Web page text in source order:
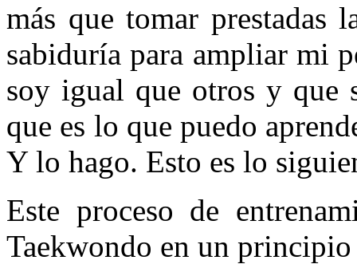
más que tomar prestadas
sabiduría para ampliar mi
soy igual que otros y que
que es lo que puedo
Y lo hago. Esto es lo
Este proceso de
Taekwondo en un principio